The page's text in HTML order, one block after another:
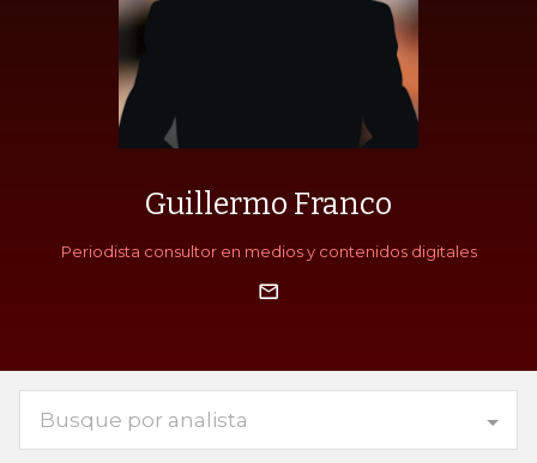
Guillermo Franco
Periodista consultor en medios y contenidos digitales
Busque por analista